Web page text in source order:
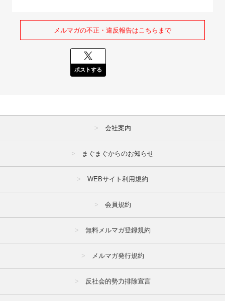
メルマガの不正・違反報告はこちらまで
ポストする
会社案内
まぐまぐからのお知らせ
WEBサイト利用規約
会員規約
無料メルマガ登録規約
メルマガ発行規約
反社会的勢力排除宣言